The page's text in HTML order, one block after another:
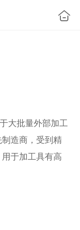
大批量外部加工
造商，受到精
于加工具有高